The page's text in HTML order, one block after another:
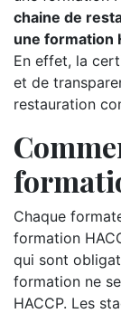
chaine de
une formation
En effet, la
et de
restauration
Chaque
formation
qui sont
formation ne
HACCP. Les